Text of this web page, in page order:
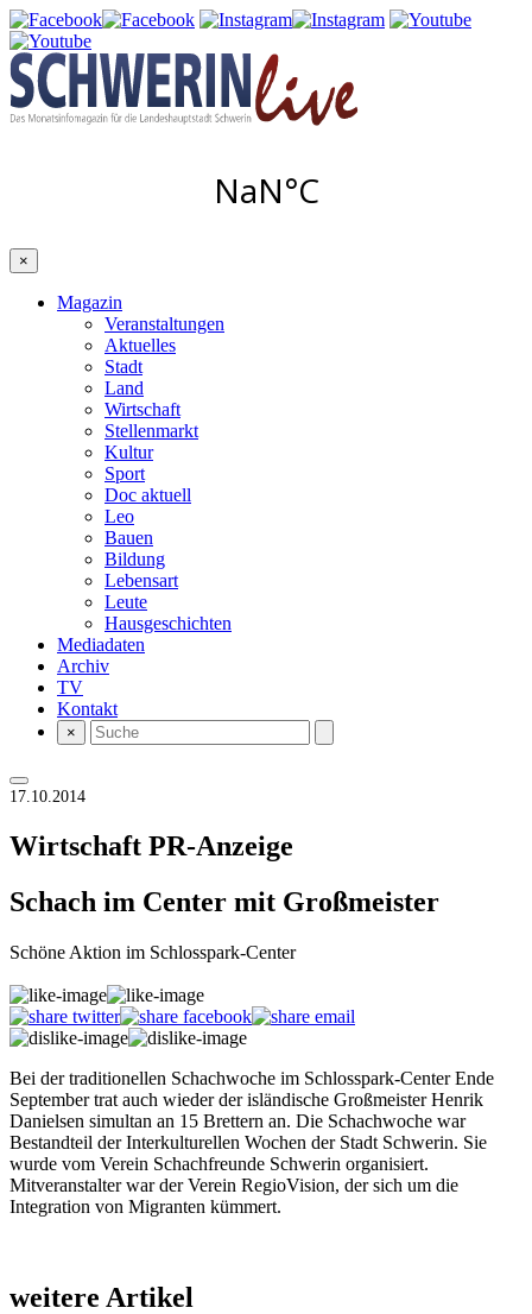
×
Magazin
Veranstaltungen
Aktuelles
Stadt
Land
Wirtschaft
Stellenmarkt
Kultur
Sport
Doc aktuell
Leo
Bauen
Bildung
Lebensart
Leute
Hausgeschichten
Mediadaten
Archiv
TV
Kontakt
×
17.10.2014
Wirtschaft PR-Anzeige
Schach im Center mit Großmeister
Schöne Aktion im Schlosspark-Center
Bei der traditionellen Schachwoche im Schlosspark-Center Ende
September trat auch wieder der isländische Großmeister Henrik
Danielsen simultan an 15 Brettern an. Die Schachwoche war
Bestandteil der Interkulturellen Wochen der Stadt Schwerin. Sie
wurde vom Verein Schachfreunde Schwerin organisiert.
Mitveranstalter war der Verein RegioVision, der sich um die
Integration von Migranten kümmert.
weitere Artikel